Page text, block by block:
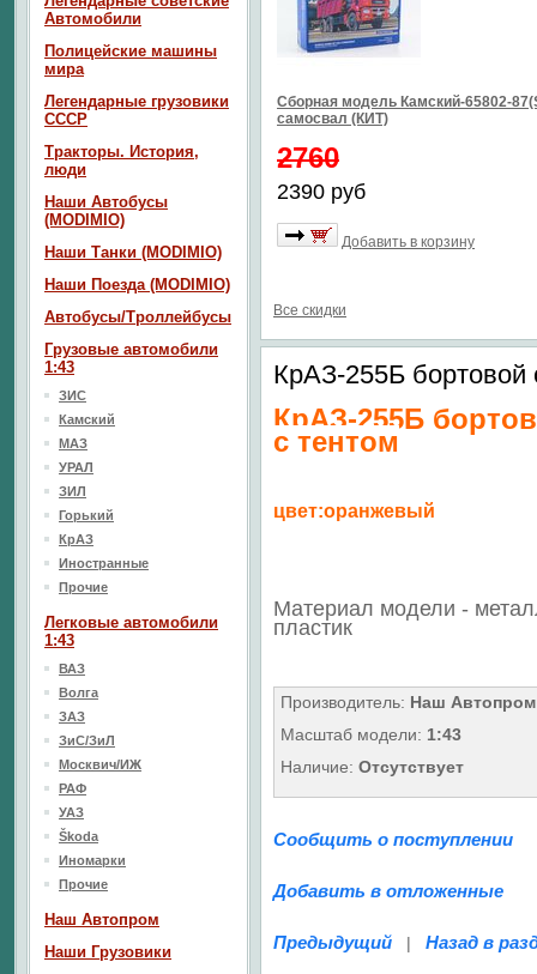
Сборная модель Камский-65802-
самосвал (КИТ)
2760
2390 руб
Добавить в корзину
Все скидки
КрАЗ-255Б бортовой
КрАЗ-255Б
с тентом
цвет:оранжевый
Материал модели -
пластик
Производитель: Наш Автопром
Масштаб модели: 1:43
Наличие: Отсутствует
Сообщить о поступлении
Добавить в отложенные
Предыдущий | Назад в
Автомобили
Полицейские машины
мира
Легендарные грузовики
СССР
Тракторы. История,
люди
Наши Автобусы
(MODIMIO)
Наши Танки (MODIMIO)
Наши Поезда (MODIMIO)
Автобусы/Троллейбусы
Грузовые автомобили
1:43
ЗИС
Камский
МАЗ
УРАЛ
ЗИЛ
Горький
КрАЗ
Иностранные
Прочие
Легковые автомобили
1:43
ВАЗ
Волга
ЗАЗ
ЗиС/ЗиЛ
Москвич/ИЖ
РАФ
УАЗ
Škoda
Иномарки
Прочие
Наш Aвтопром
Наши Грузовики